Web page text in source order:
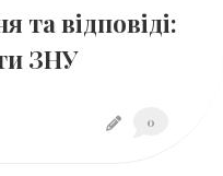
та відповіді:
ЗНУ
0